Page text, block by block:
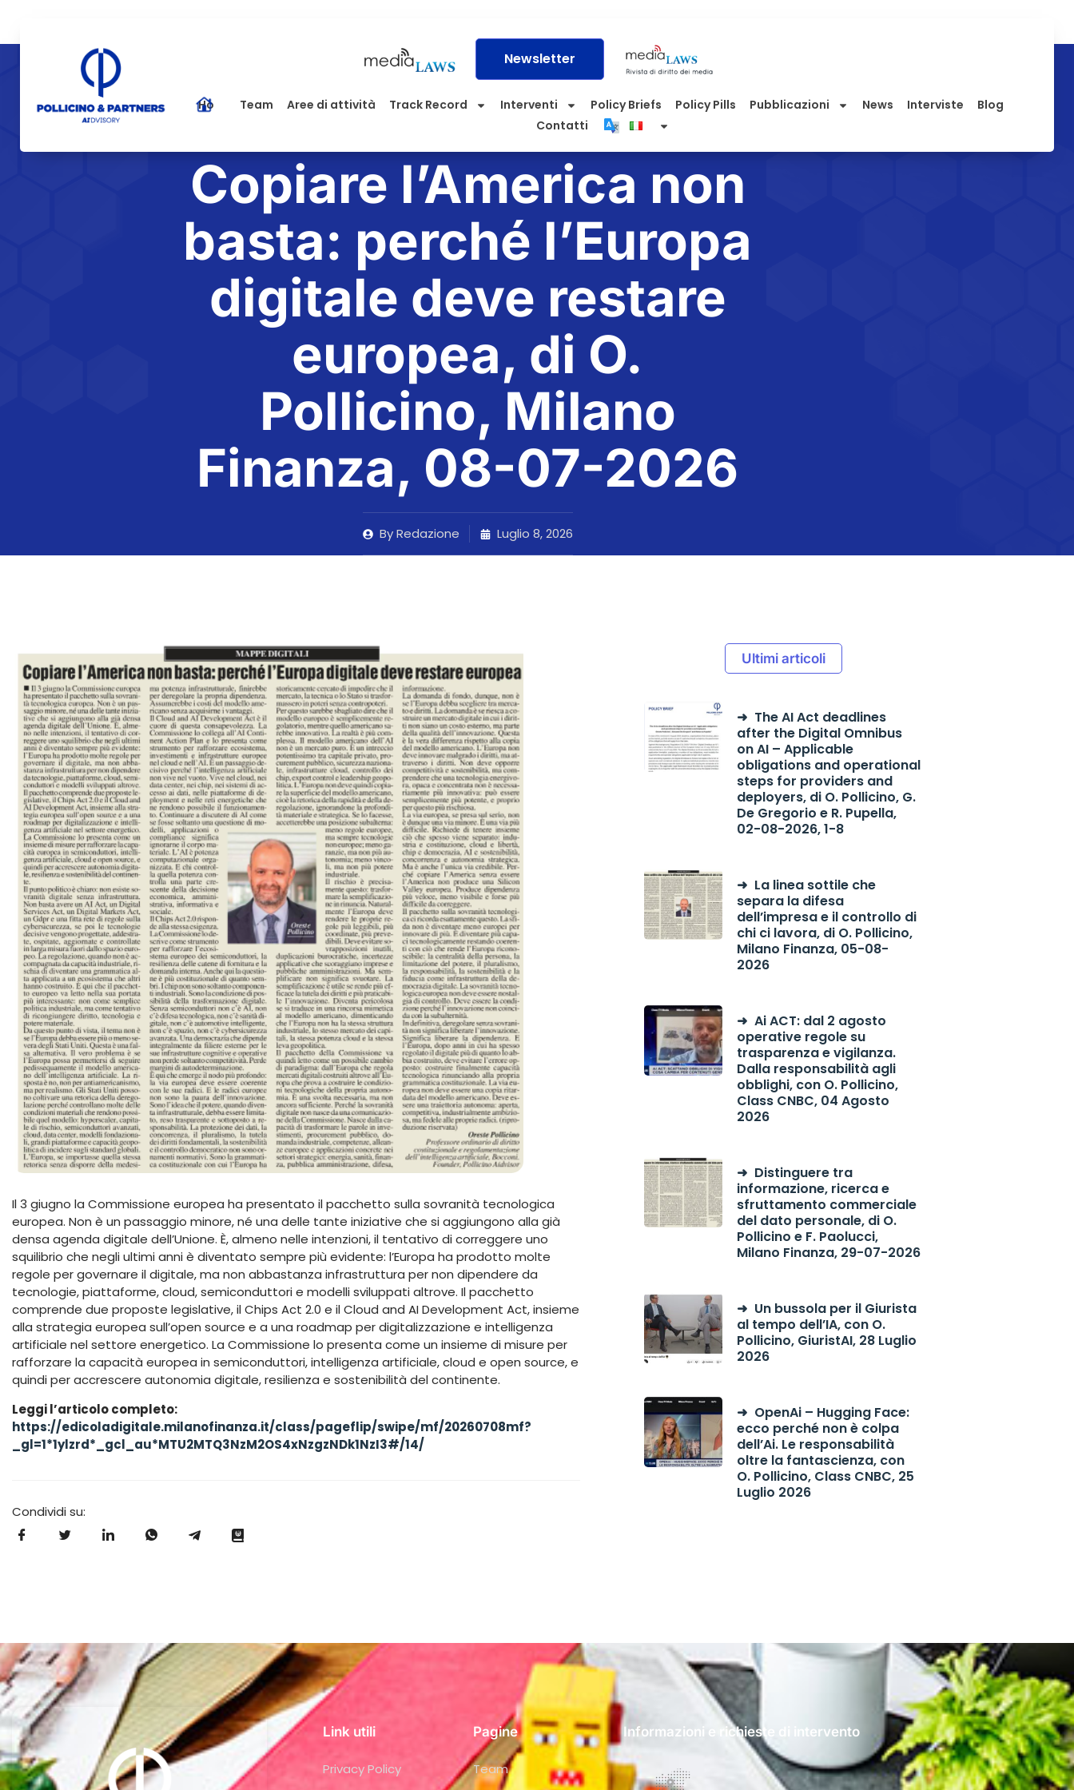
Newsletter
Home Team Aree di attività Track Record Interventi Policy Briefs Policy Pills Pubblicazioni News Interviste
Blog
Contatti
Copiare l’America non
basta: perché l’Europa
digitale deve restare
europea, di O.
Pollicino, Milano
Finanza, 08-07-2026
ByRedazione Luglio 8, 2026
Il 3 giugno la Commissione europea ha presentato il pacchetto sulla sovranità tecnologica
europea. Non è un passaggio minore, né una delle tante iniziative che si aggiungono alla già
densa agenda digitale dell’Unione. È, almeno nelle intenzioni, il tentativo di correggere uno
squilibrio che negli ultimi anni è diventato sempre più evidente: l’Europa ha prodotto molte
regole per governare il digitale, ma non abbastanza infrastruttura per non dipendere da
tecnologie, piattaforme, cloud, semiconduttori e modelli sviluppati altrove. Il pacchetto
comprende due proposte legislative, il Chips Act 2.0 e il Cloud and AI Development Act, insieme
alla strategia europea sull’open source e a una roadmap per digitalizzazione e intelligenza
artificiale nel settore energetico. La Commissione lo presenta come un insieme di misure per
rafforzare la capacità europea in semiconduttori, intelligenza artificiale, cloud e open source, e
quindi per accrescere autonomia digitale, resilienza e sostenibilità del continente.
Leggi l’articolo completo:
https://edicoladigitale.milanofinanza.it/class/pageflip/swipe/mf/20260708mf?
_gl=1*1ylzrd*_gcl_au*MTU2MTQ3NzM2OS4xNzgzNDk1NzI3#/14/
Condividi su:
Ultimi articoli
The AI Act deadlines
after the Digital Omnibus
on AI – Applicable
obligations and operational
steps for providers and
deployers, di O. Pollicino, G.
De Gregorio e R. Pupella,
02-08-2026, 1-8
La linea sottile che
separa la difesa
dell’impresa e il controllo di
chi ci lavora, di O. Pollicino,
Milano Finanza, 05-08-
2026
Ai ACT: dal 2 agosto
operative regole su
trasparenza e vigilanza.
Dalla responsabilità agli
obblighi, con O. Pollicino,
Class CNBC, 04 Agosto
2026
Distinguere tra
informazione, ricerca e
sfruttamento commerciale
del dato personale, di O.
Pollicino e F. Paolucci,
Milano Finanza, 29-07-2026
Un bussola per il Giurista
al tempo dell’IA, con O.
Pollicino, GiuristAI, 28 Luglio
2026
OpenAi – Hugging Face:
ecco perché non è colpa
dell’Ai. Le responsabilità
oltre la fantascienza, con
O. Pollicino, Class CNBC, 25
Luglio 2026
Link utili
Privacy Policy
Pagine
Team
Informazioni e richieste di intervento